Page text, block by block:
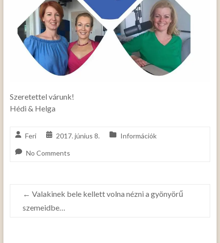
Szeretettel várunk!
Hédi & Helga
Feri 2017. június 8. Információk
No Comments
← Valakinek bele kellett volna nézni a gyönyörű
szemeidbe…